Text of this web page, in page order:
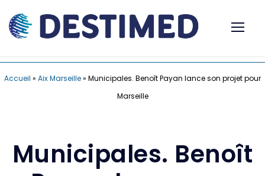
Accueil » Aix Marseille» Municipales. Benoît Payan lance son projet pour
Marseille
Municipales. Benoît